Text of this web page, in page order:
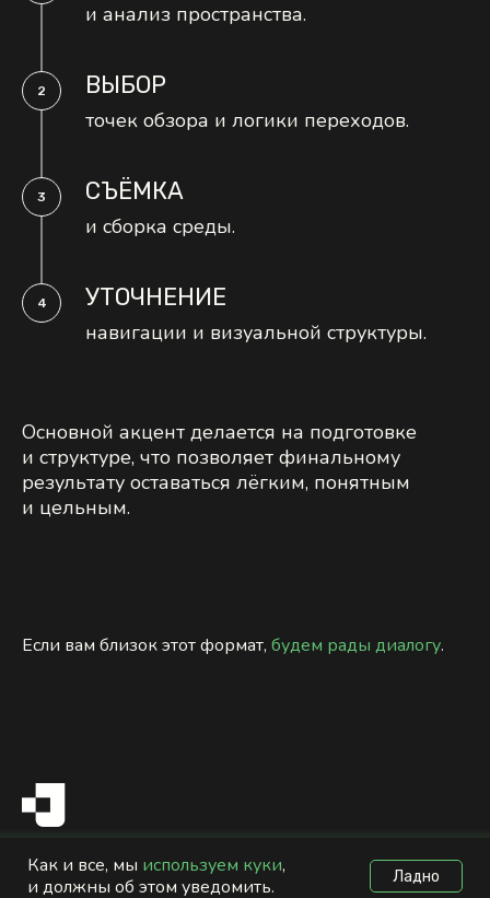
и анализ пространства.
ВЫБОР
точек обзора и логики переходов.
СЪЁМКА
и сборка среды.
УТОЧНЕНИЕ
навигации и визуальной структуры.
Основной акцент делается на подготовке
и структуре, что позволяет финальному
результату оставаться лёгким, понятным
и цельным.
Если вам близок этот формат, будем рады диалогу.
Главная Журнал Связь
Как и все, мы используем куки,
и должны об этом уведомить.
Ладно